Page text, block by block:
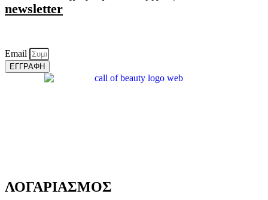
newsletter
Email
ΕΓΓΡΑΦΗ
ΛΟΓΑΡΙΑΣΜΟΣ